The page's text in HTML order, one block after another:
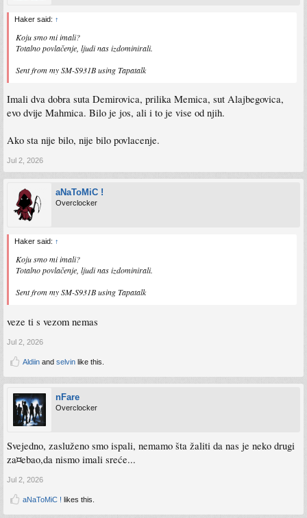
Haker said: ↑
Koju smo mi imali?
Totalno povlačenje, ljudi nas izdominirali.
Sent from my SM-S931B using Tapatalk
Imali dva dobra suta Demirovica, prilika Memica, sut Alajbegovica,
evo dvije Mahmica. Bilo je jos, ali i to je vise od njih.
Ako sta nije bilo, nije bilo povlacenje.
Jul 2, 2026
aNaToMiC !
Overclocker
Haker said: ↑
Koju smo mi imali?
Totalno povlačenje, ljudi nas izdominirali.
Sent from my SM-S931B using Tapatalk
veze ti s vezom nemas
Jul 2, 2026
Aldiin and selvin like this.
nFare
Overclocker
Svejedno, zasluženo smo ispali, nemamo šta žaliti da nas je neko drugi
za¤ebao,da nismo imali sreće...
Jul 2, 2026
aNaToMiC ! likes this.